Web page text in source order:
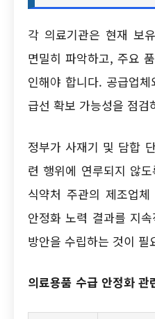
각 의료기관은 현재 보
면밀히 파악하고, 주요
인해야 합니다. 공급업
급선 확보 가능성을 점검
정부가 사재기 및 담합
련 행위에 연루되지 않
식약처 주관의 제조업
안정화 노력 결과를 지
방안을 수립하는 것이 필
의료용품 수급 안정화 관